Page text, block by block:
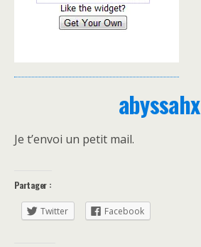
abyssahx
Je t’envoi un petit mail.
Partager :
Twitter Facebook